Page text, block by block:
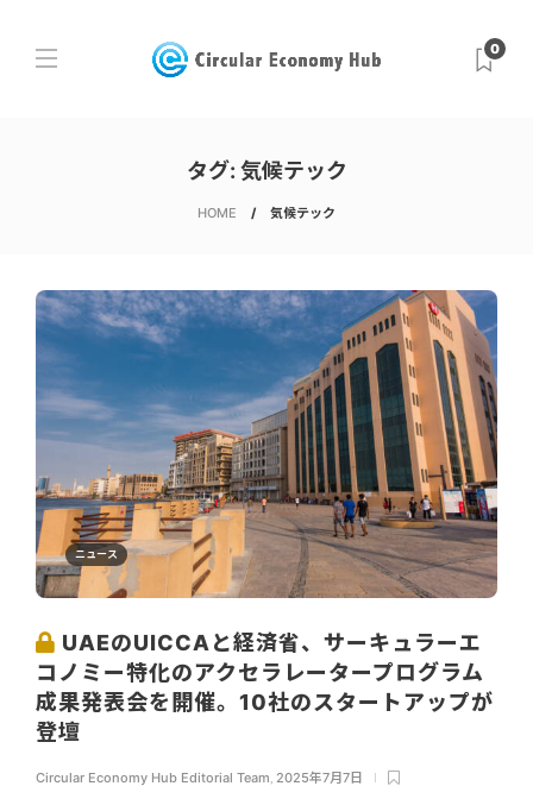
0
タグ: 気候テック
HOME 気候テック
ニュース
UAEのUICCAと経済省、サーキュラーエ
コノミー特化のアクセラレータープログラム
成果発表会を開催。10社のスタートアップが
登壇
Circular Economy Hub Editorial Team, 2025年7月7日